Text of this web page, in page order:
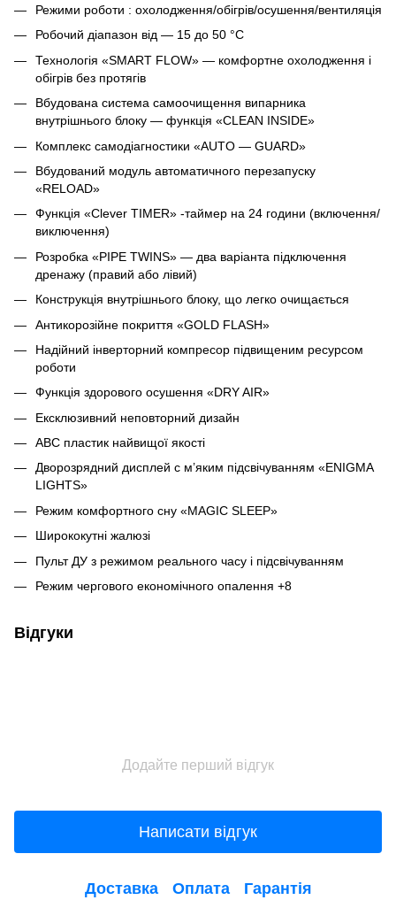
Режими роботи : охолодження/обігрів/осушення/вентиляція
Робочий діапазон від — 15 до 50 °C
Технологія «SMART FLOW» — комфортне охолодження і
обігрів без протягів
Вбудована система самоочищення випарника
внутрішнього блоку — функція «CLEAN INSIDE»
Комплекс самодіагностики «AUTO — GUARD»
Вбудований модуль автоматичного перезапуску
«RELOAD»
Функція «Сlever TIMER» -таймер на 24 години (включення/
виключення)
Розробка «PIPE TWINS» — два варіанта підключення
дренажу (правий або лівий)
Конструкція внутрішнього блоку, що легко очищається
Антикорозійне покриття «GOLD FLASH»
Надійний інверторний компресор підвищеним ресурсом
роботи
Функція здорового осушення «DRY AIR»
Ексклюзивний неповторний дизайн
ABC пластик найвищої якості
Дворозрядний дисплей c м’яким підсвічуванням «ENIGMA
LIGHTS»
Режим комфортного сну «MAGIC SLEEP»
Ширококутні жалюзі
Пульт ДУ з режимом реального часу і підсвічуванням
Режим чергового економічного опалення +8
Відгуки
Додайте перший відгук
Написати відгук
Доставка Оплата Гарантія